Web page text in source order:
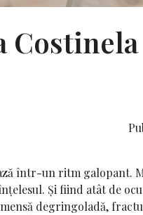
într-un ritm galopant.
Și fiind atât de
degringoladă,